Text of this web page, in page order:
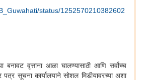
status/1252570210382602
बनावट वृत्ताना आळा घालण्यासाठी आणि सर्वोच्च
पत्र सूचना कार्यालयाने सोशल मिडीयावरच्या अशा